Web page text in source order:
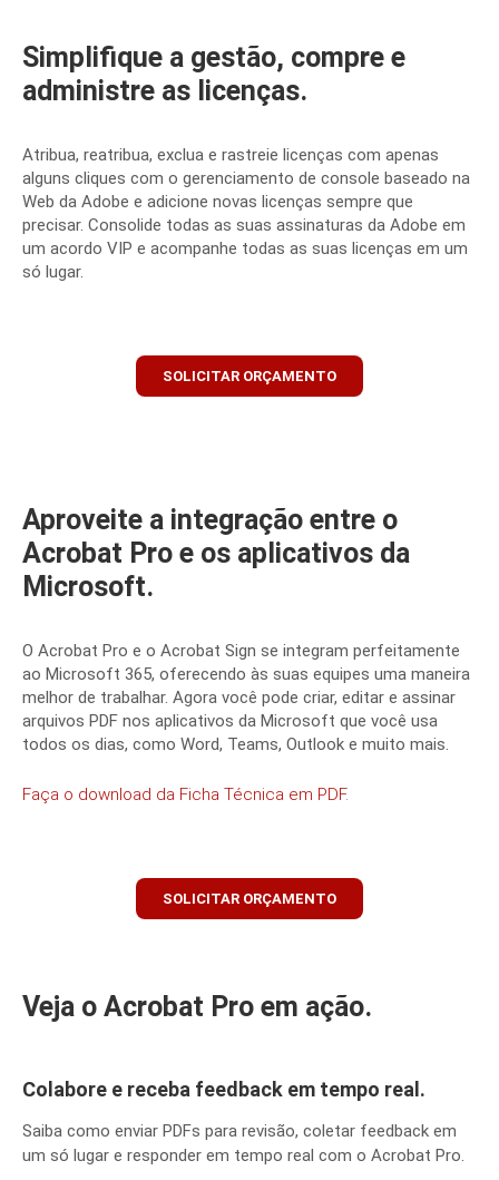
Simplifique a gestão, compre e
administre as licenças.
Atribua, reatribua, exclua e rastreie licenças com apenas
alguns cliques com o gerenciamento de console baseado na
Web da Adobe e adicione novas licenças sempre que
precisar. Consolide todas as suas assinaturas da Adobe em
um acordo VIP e acompanhe todas as suas licenças em um
só lugar.
SOLICITAR ORÇAMENTO
Aproveite a integração entre o
Acrobat Pro e os aplicativos da
Microsoft.
O Acrobat Pro e o Acrobat Sign se integram perfeitamente
ao Microsoft 365, oferecendo às suas equipes uma maneira
melhor de trabalhar. Agora você pode criar, editar e assinar
arquivos PDF nos aplicativos da Microsoft que você usa
todos os dias, como Word, Teams, Outlook e muito mais.
Faça o download da Ficha Técnica em PDF.
SOLICITAR ORÇAMENTO
Veja o Acrobat Pro em ação.
Colabore e receba feedback em tempo real.
Saiba como enviar PDFs para revisão, coletar feedback em
um só lugar e responder em tempo real com o Acrobat Pro.